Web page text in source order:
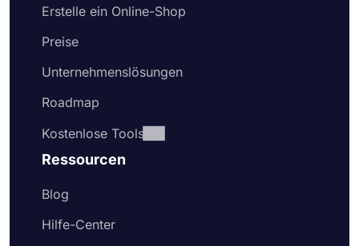
Erstelle ein Online-Shop
Preise
Unternehmenslösungen
Roadmap
Kostenlose Tools
Ressourcen
Blog
Hilfe-Center